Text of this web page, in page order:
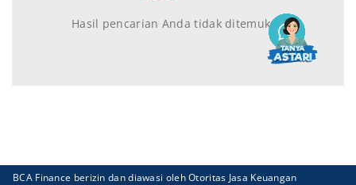
Hasil pencarian Anda tidak ditemukan
BCA Finance berizin dan diawasi oleh Otoritas Jasa Keuangan